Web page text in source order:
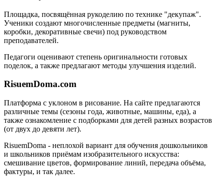
Площадка, посвящённая рукоделию по технике "декупаж".
Ученики создают многочисленные предметы (магниты,
коробки, декоративные свечи) под руководством
преподавателей.
Педагоги оценивают степень оригинальности готовых
поделок, а также предлагают методы улучшения изделий.
RisuemDoma.com
Платформа с уклоном в рисование. На сайте предлагаются
различные темы (сезоны года, животные, машины, еда), а
также ознакомление с подборками для детей разных возрастов
(от двух до девяти лет).
RisuemDoma - неплохой вариант для обучения дошкольников
и школьников приёмам изобразительного искусства:
смешивание цветов, формирование линий, передача объёма,
фактуры, и так далее.